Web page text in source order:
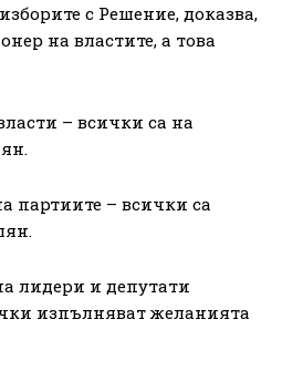
с Решение, доказва,
на властите, а това
– всички са на
партиите – всички са
лидери и депутати
изпълняват желанията